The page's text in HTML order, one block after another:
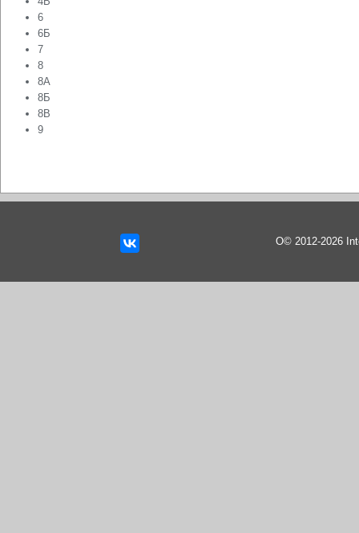
6
6Б
7
8
8А
8Б
8В
9
О© 2012-2026